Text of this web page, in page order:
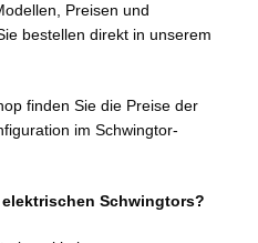
Preisen und
bestellen direkt in unserem
finden Sie die Preise der
im Schwingtor-
Schwingtors?